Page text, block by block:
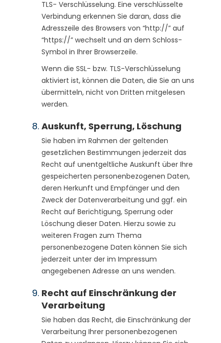
TLS- Verschlüs­selung. Eine verschlüsselte
Verbindung erkennen Sie daran, dass die
Adresszeile des Browsers von “http://” auf
“https://” wechselt und an dem Schloss-
Symbol in Ihrer Browserzeile.
Wenn die SSL- bzw. TLS-Verschlüsselung
aktiviert ist, können die Daten, die Sie an uns
übermitteln, nicht von Dritten mitgelesen
werden.
Auskunft, Sperrung, Löschung
Sie haben im Rahmen der geltenden
gesetzlichen Bestimmungen jederzeit das
Recht auf unentgeltliche Auskunft über Ihre
gespeicherten personenbezogenen Daten,
deren Herkunft und Empfänger und den
Zweck der Datenverarbeitung und ggf. ein
Recht auf Berichtigung, Sperrung oder
Löschung dieser Daten. Hierzu sowie zu
weiteren Fragen zum Thema
personenbezogene Daten können Sie sich
jederzeit unter der im Impressum
angegebenen Adresse an uns wenden.
Recht auf Einschränkung der
Verarbeitung
Sie haben das Recht, die Einschränkung der
Verarbeitung Ihrer personenbezogenen